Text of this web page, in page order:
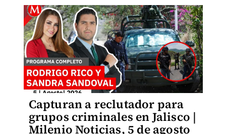
Capturan a reclutador para
grupos criminales en Jalisco |
Milenio Noticias, 5 de agosto